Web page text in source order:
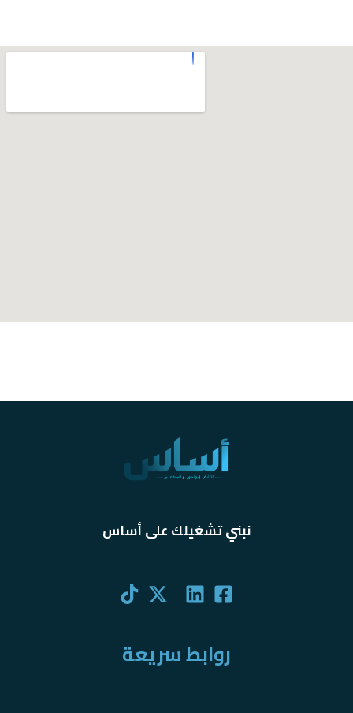
نبني تشغيلك على أساس
روابط سريعة